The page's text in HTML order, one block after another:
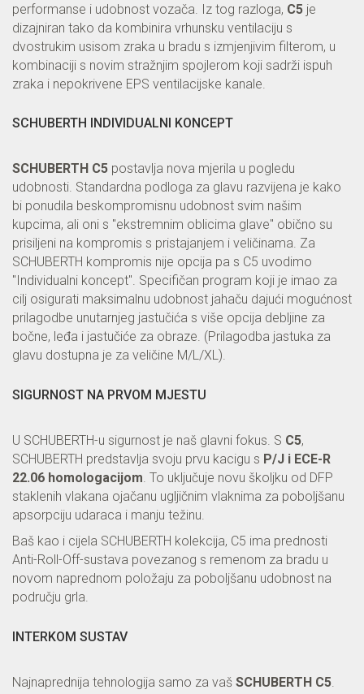
performanse i udobnost vozača. Iz tog razloga, C5 je
dizajniran tako da kombinira vrhunsku ventilaciju s
dvostrukim usisom zraka u bradu s izmjenjivim filterom, u
kombinaciji s novim stražnjim spojlerom koji sadrži ispuh
zraka i nepokrivene EPS ventilacijske kanale.
SCHUBERTH INDIVIDUALNI KONCEPT
SCHUBERTH C5 postavlja nova mjerila u pogledu
udobnosti. Standardna podloga za glavu razvijena je kako
bi ponudila beskompromisnu udobnost svim našim
kupcima, ali oni s "ekstremnim oblicima glave" obično su
prisiljeni na kompromis s pristajanjem i veličinama. Za
SCHUBERTH kompromis nije opcija pa s C5 uvodimo
"Individualni koncept". Specifičan program koji je imao za
cilj osigurati maksimalnu udobnost jahaču dajući mogućnost
prilagodbe unutarnjeg jastučića s više opcija debljine za
bočne, leđa i jastučiće za obraze. (Prilagodba jastuka za
glavu dostupna je za veličine M/L/XL).
SIGURNOST NA PRVOM MJESTU
U SCHUBERTH-u sigurnost je naš glavni fokus. S C5,
SCHUBERTH predstavlja svoju prvu kacigu s P/J i ECE-R
22.06 homologacijom. To uključuje novu školjku od DFP
staklenih vlakana ojačanu ugljičnim vlaknima za poboljšanu
apsorpciju udaraca i manju težinu.
Baš kao i cijela SCHUBERTH kolekcija, C5 ima prednosti
Anti-Roll-Off-sustava povezanog s remenom za bradu u
novom naprednom položaju za poboljšanu udobnost na
području grla.
INTERKOM SUSTAV
Najnaprednija tehnologija samo za vaš SCHUBERTH C5.